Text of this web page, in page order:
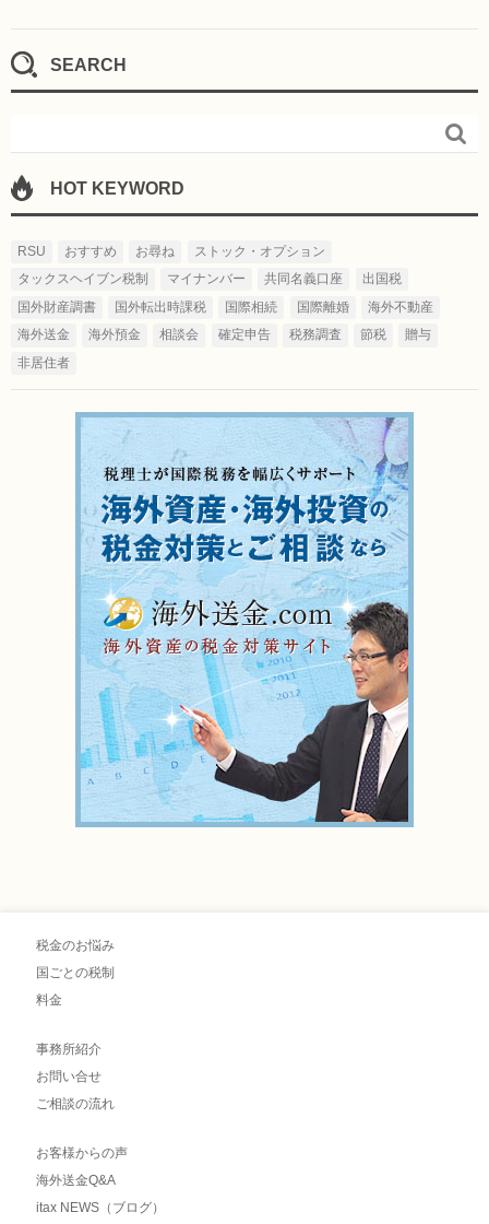
SEARCH

HOT KEYWORD
RSU おすすめ お尋ね
ストック・オプション
タックスヘイブン税制
マイナンバー 共同名義口座
出国税
国外財産調書
国外転出時課税 国際相続 国際離婚
海外不動産
海外送金
海外預金 相談会 確定申告 税務調査 節税
贈与
非居住者
税金のお悩み
国ごとの税制
料金
事務所紹介
お問い合せ
ご相談の流れ
お客様からの声
海外送金Q&A
itax NEWS（ブログ）